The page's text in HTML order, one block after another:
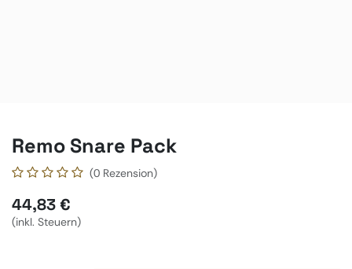
Remo Snare Pack
(0 Rezension)
44,83€
(inkl. Steuern)